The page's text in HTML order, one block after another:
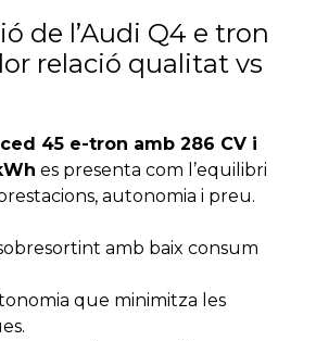
de l’Audi Q4 e tron
relació qualitat vs
45 e-tron amb 286 CV i
es presenta com l’equilibri
autonomia i preu.
amb baix consum
que minimitza les